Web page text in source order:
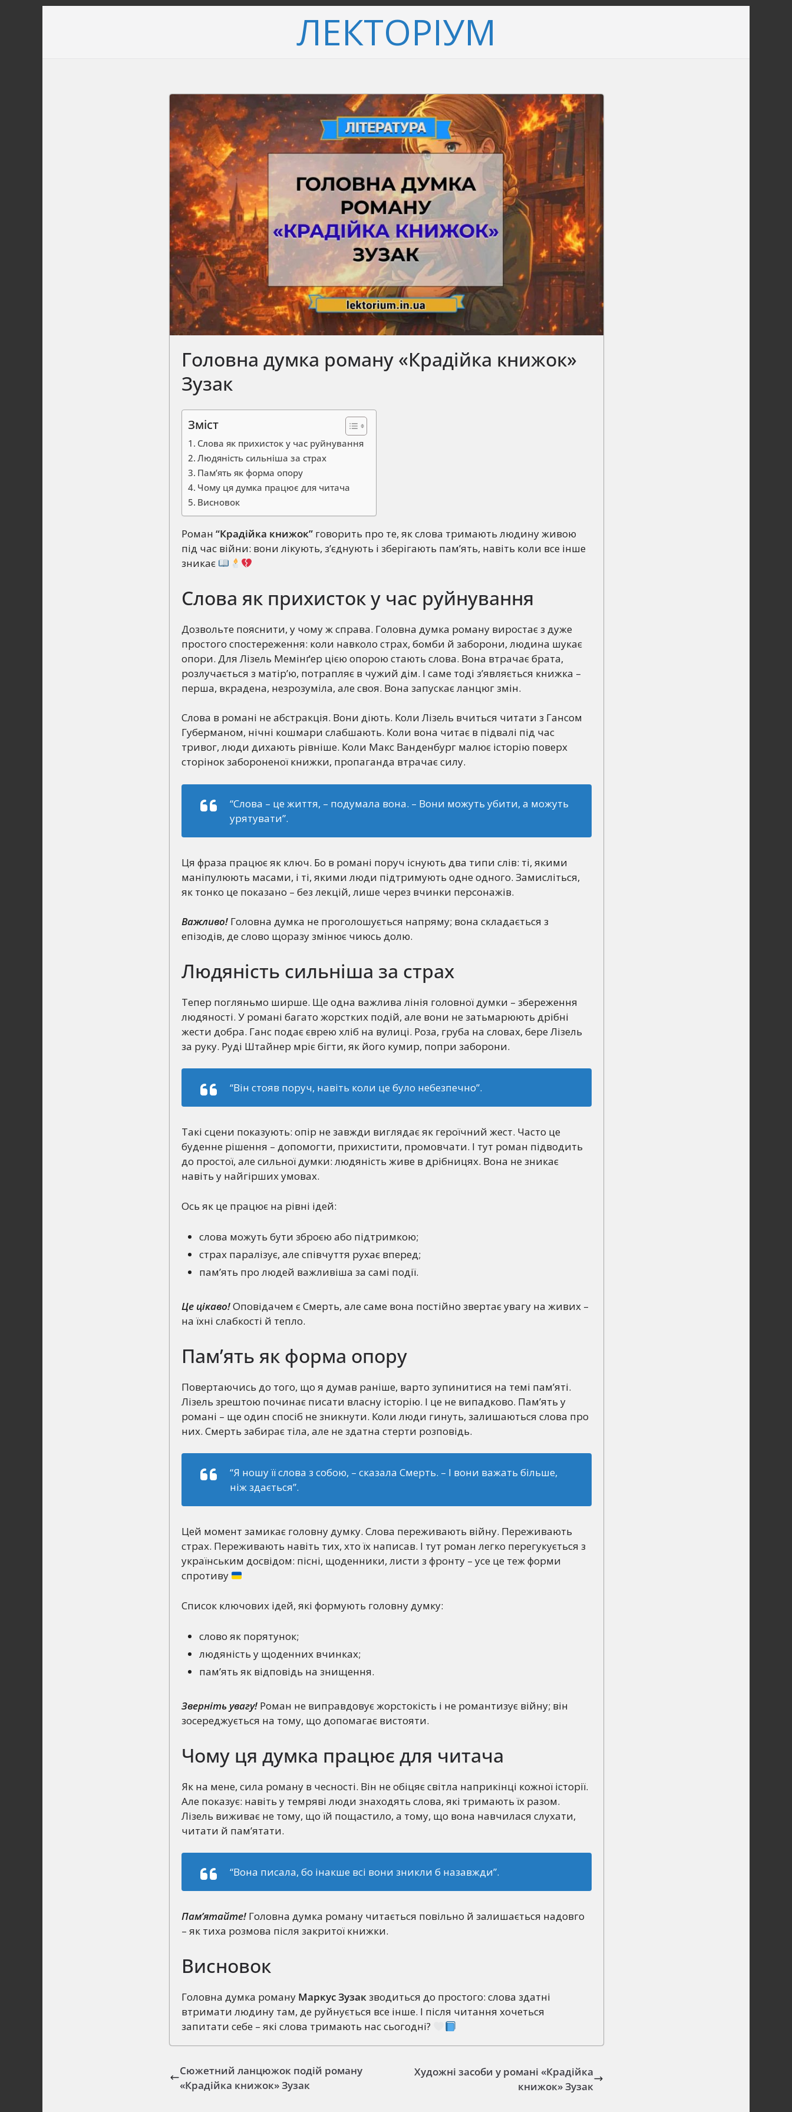
ЛЕКТОРІУМ
Головна думка роману «Крадійка книжок»
Зузак
Зміст
Слова як прихисток у час руйнування
Людяність сильніша за страх
Пам’ять як форма опору
Чому ця думка працює для читача
Висновок
Роман “Крадійка книжок” говорить про те, як слова тримають людину живою
під час війни: вони лікують, з’єднують і зберігають пам’ять, навіть коли все інше
зникає
Слова як прихисток у час руйнування
Дозвольте пояснити, у чому ж справа. Головна думка роману виростає з дуже
простого спостереження: коли навколо страх, бомби й заборони, людина шукає
опори. Для Лізель Мемінґер цією опорою стають слова. Вона втрачає брата,
розлучається з матір’ю, потрапляє в чужий дім. І саме тоді з’являється книжка –
перша, вкрадена, незрозуміла, але своя. Вона запускає ланцюг змін.
Слова в романі не абстракція. Вони діють. Коли Лізель вчиться читати з Гансом
Губерманом, нічні кошмари слабшають. Коли вона читає в підвалі під час
тривог, люди дихають рівніше. Коли Макс Ванденбург малює історію поверх
сторінок забороненої книжки, пропаганда втрачає силу.
“Слова – це життя, – подумала вона. – Вони можуть убити, а можуть
урятувати”.
Ця фраза працює як ключ. Бо в романі поруч існують два типи слів: ті, якими
маніпулюють масами, і ті, якими люди підтримують одне одного. Замисліться,
як тонко це показано – без лекцій, лише через вчинки персонажів.
Важливо! Головна думка не проголошується напряму; вона складається з
епізодів, де слово щоразу змінює чиюсь долю.
Людяність сильніша за страх
Тепер погляньмо ширше. Ще одна важлива лінія головної думки – збереження
людяності. У романі багато жорстких подій, але вони не затьмарюють дрібні
жести добра. Ганс подає єврею хліб на вулиці. Роза, груба на словах, бере Лізель
за руку. Руді Штайнер мріє бігти, як його кумир, попри заборони.
“Він стояв поруч, навіть коли це було небезпечно”.
Такі сцени показують: опір не завжди виглядає як героїчний жест. Часто це
буденне рішення – допомогти, прихистити, промовчати. І тут роман підводить
до простої, але сильної думки: людяність живе в дрібницях. Вона не зникає
навіть у найгірших умовах.
Ось як це працює на рівні ідей:
слова можуть бути зброєю або підтримкою;
страх паралізує, але співчуття рухає вперед;
пам’ять про людей важливіша за самі події.
Це цікаво!Оповідачем є Смерть, але саме вона постійно звертає увагу на живих –
на їхні слабкості й тепло.
Пам’ять як форма опору
Повертаючись до того, що я думав раніше, варто зупинитися на темі пам’яті.
Лізель зрештою починає писати власну історію. І це не випадково. Пам’ять у
романі – ще один спосіб не зникнути. Коли люди гинуть, залишаються слова про
них. Смерть забирає тіла, але не здатна стерти розповідь.
“Я ношу її слова з собою, – сказала Смерть. – І вони важать більше,
ніж здається”.
Цей момент замикає головну думку. Слова переживають війну. Переживають
страх. Переживають навіть тих, хто їх написав. І тут роман легко перегукується з
українським досвідом: пісні, щоденники, листи з фронту – усе це теж форми
спротиву
Список ключових ідей, які формують головну думку:
слово як порятунок;
людяність у щоденних вчинках;
пам’ять як відповідь на знищення.
Зверніть увагу! Роман не виправдовує жорстокість і не романтизує війну; він
зосереджується на тому, що допомагає вистояти.
Чому ця думка працює для читача
Як на мене, сила роману в чесності. Він не обіцяє світла наприкінці кожної історії.
Але показує: навіть у темряві люди знаходять слова, які тримають їх разом.
Лізель виживає не тому, що їй пощастило, а тому, що вона навчилася слухати,
читати й пам’ятати.
“Вона писала, бо інакше всі вони зникли б назавжди”.
Пам’ятайте! Головна думка роману читається повільно й залишається надовго
– як тиха розмова після закритої книжки.
Висновок
Головна думка роману Маркус Зузакзводиться до простого: слова здатні
втримати людину там, де руйнується все інше. І після читання хочеться
запитати себе – які слова тримають нас сьогодні?
Сюжетний ланцюжок подій роману
«Крадійка книжок» Зузак
Художні засоби у романі «Крадійка
книжок» Зузак